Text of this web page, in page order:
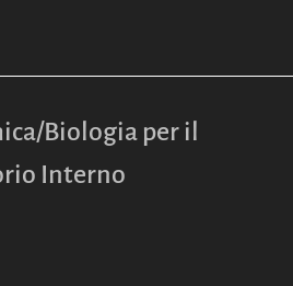
Biologia per il
Interno